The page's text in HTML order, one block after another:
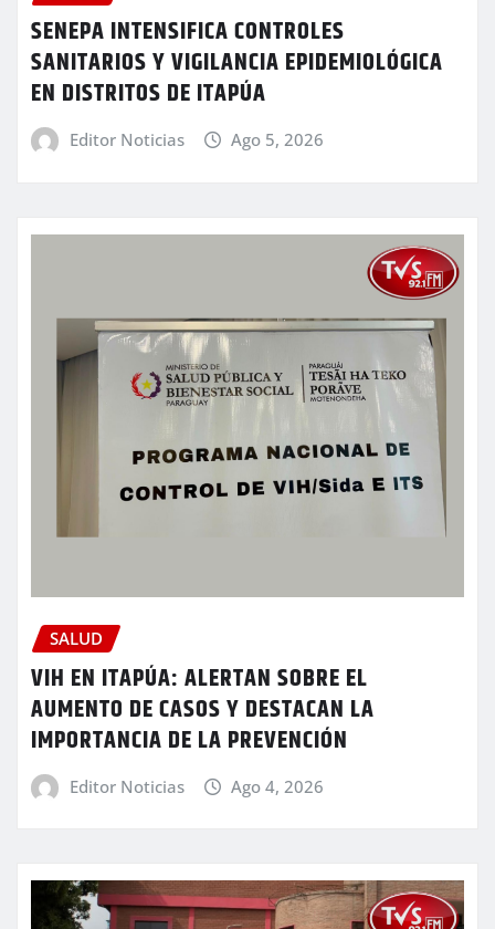
SENEPA INTENSIFICA CONTROLES
SANITARIOS Y VIGILANCIA EPIDEMIOLÓGICA
EN DISTRITOS DE ITAPÚA
Editor Noticias Ago 5, 2026
SALUD
VIH EN ITAPÚA: ALERTAN SOBRE EL
AUMENTO DE CASOS Y DESTACAN LA
IMPORTANCIA DE LA PREVENCIÓN
Editor Noticias Ago 4, 2026